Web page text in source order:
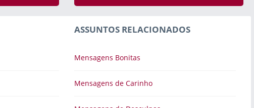
ASSUNTOS RELACIONADOS
Mensagens Bonitas
Mensagens de Carinho